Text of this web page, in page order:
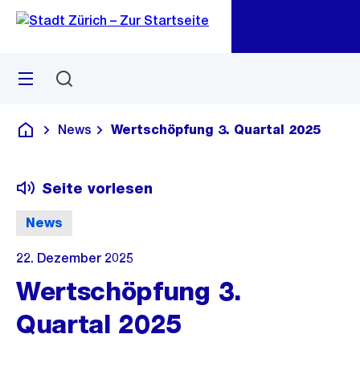
Navigation
Sprunglink
Menü
Deutsch
News Wertschöpfung 3. Quartal 2025
News
Seite vorlesen
22. Dezember 2025
Wertschöpfung 3.
Quartal 2025